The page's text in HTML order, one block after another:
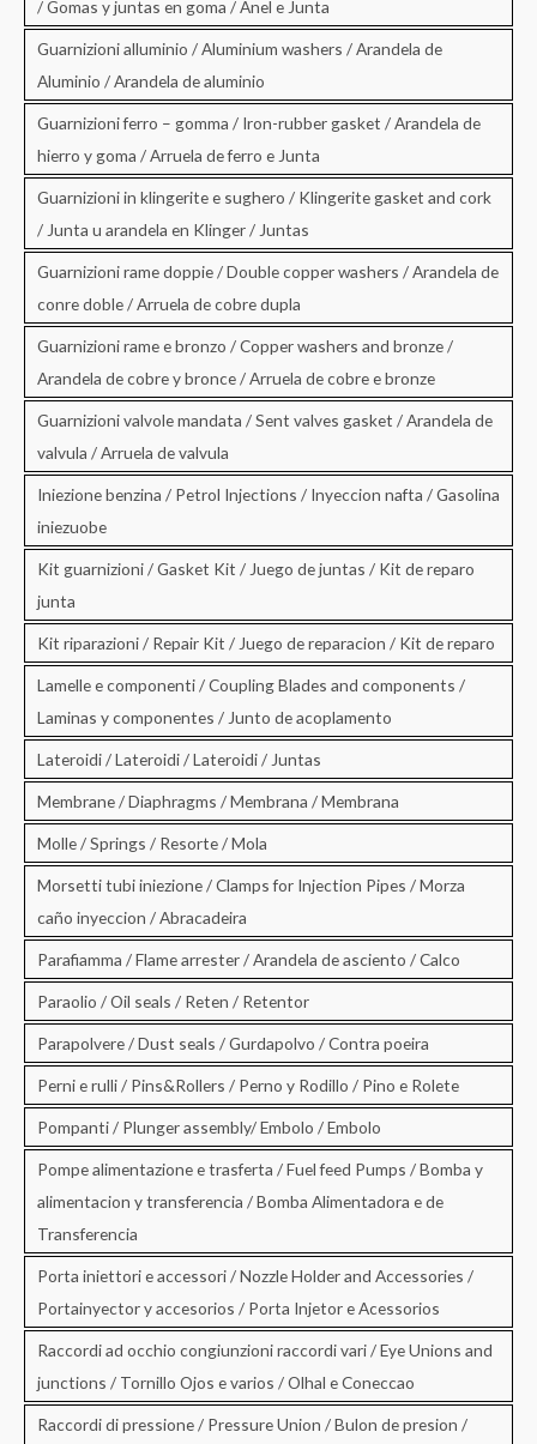
/ Gomas y juntas en goma / Anel e Junta
Guarnizioni alluminio / Aluminium washers / Arandela de
Aluminio / Arandela de aluminio
Guarnizioni ferro – gomma / Iron-rubber gasket / Arandela de
hierro y goma / Arruela de ferro e Junta
Guarnizioni in klingerite e sughero / Klingerite gasket and cork
/ Junta u arandela en Klinger / Juntas
Guarnizioni rame doppie / Double copper washers / Arandela de
conre doble / Arruela de cobre dupla
Guarnizioni rame e bronzo / Copper washers and bronze /
Arandela de cobre y bronce / Arruela de cobre e bronze
Guarnizioni valvole mandata / Sent valves gasket / Arandela de
valvula / Arruela de valvula
Iniezione benzina / Petrol Injections / Inyeccion nafta / Gasolina
iniezuobe
Kit guarnizioni / Gasket Kit / Juego de juntas / Kit de reparo
junta
Kit riparazioni / Repair Kit / Juego de reparacion / Kit de reparo
Lamelle e componenti / Coupling Blades and components /
Laminas y componentes / Junto de acoplamento
Lateroidi / Lateroidi / Lateroidi / Juntas
Membrane / Diaphragms / Membrana / Membrana
Molle / Springs / Resorte / Mola
Morsetti tubi iniezione / Clamps for Injection Pipes / Morza
caño inyeccion / Abracadeira
Parafiamma / Flame arrester / Arandela de asciento / Calco
Paraolio / Oil seals / Reten / Retentor
Parapolvere / Dust seals / Gurdapolvo / Contra poeira
Perni e rulli / Pins&Rollers / Perno y Rodillo / Pino e Rolete
Pompanti / Plunger assembly/ Embolo / Embolo
Pompe alimentazione e trasferta / Fuel feed Pumps / Bomba y
alimentacion y transferencia / Bomba Alimentadora e de
Transferencia
Porta iniettori e accessori / Nozzle Holder and Accessories /
Portainyector y accesorios / Porta Injetor e Acessorios
Raccordi ad occhio congiunzioni raccordi vari / Eye Unions and
junctions / Tornillo Ojos e varios / Olhal e Coneccao
Raccordi di pressione / Pressure Union / Bulon de presion /